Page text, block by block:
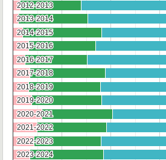
2012-2013
2012-2013
2013-2014
2013-2014
2014-2015
2014-2015
2015-2016
2015-2016
2016-2017
2016-2017
2017-2018
2017-2018
2018-2019
2018-2019
2019-2020
2019-2020
2020-2021
2020-2021
2021-2022
2021-2022
2022-2023
2022-2023
2023-2024
2023-2024